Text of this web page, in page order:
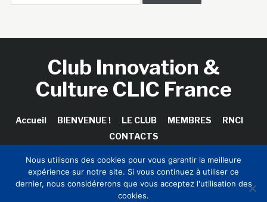
Club Innovation &
Culture CLIC France
Accueil BIENVENUE ! LE CLUB MEMBRES
RNCI
CONTACTS
Copyright © 2026 Club Innovation & Culture CLIC France /
Nous utilisons des cookies pour vous garantir la meilleure
expérience sur notre site. Si vous continuez à utiliser ce
dernier, nous considérerons que vous acceptez l'utilisation des
cookies.